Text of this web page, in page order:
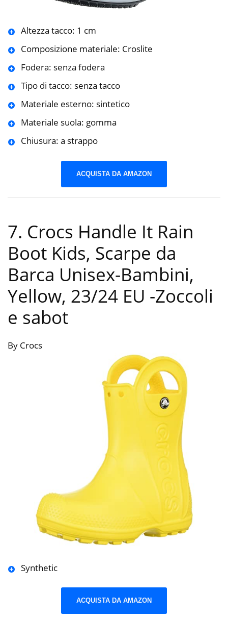
Altezza tacco: 1 cm
Composizione materiale: Croslite
Fodera: senza fodera
Tipo di tacco: senza tacco
Materiale esterno: sintetico
Materiale suola: gomma
Chiusura: a strappo
ACQUISTA DA AMAZON
7. Crocs Handle It Rain
Boot Kids, Scarpe da
Barca Unisex-Bambini,
Yellow, 23/24 EU -Zoccoli
e sabot
By Crocs
Synthetic
ACQUISTA DA AMAZON